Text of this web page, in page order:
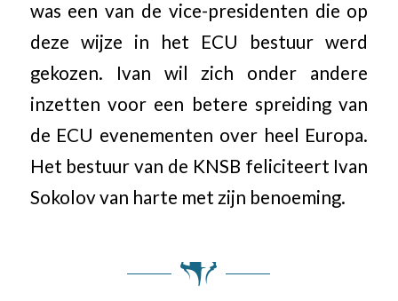
was een van de vice-presidenten die op
deze wijze in het ECU bestuur werd
gekozen. Ivan wil zich onder andere
inzetten voor een betere spreiding van
de ECU evenementen over heel Europa.
Het bestuur van de KNSB feliciteert Ivan
Sokolov van harte met zijn benoeming.